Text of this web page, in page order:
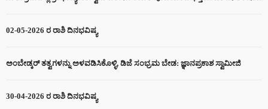
02-05-2026 ರ ರಾಶಿ ದಿನಭವಿಷ್ಯ
ಅಂಬೇಡ್ಕರ್ ತತ್ವಗಳನ್ನು ಅಳವಡಿಸಿಕೊಳ್ಳಿ, ಡಿಜೆ ಸಂಭ್ರಮ ಬೇಡ: ಜ್ಞಾನಪ್ರಕಾಶ ಸ್ವಾಮೀಜಿ
30-04-2026 ರ ರಾಶಿ ದಿನಭವಿಷ್ಯ